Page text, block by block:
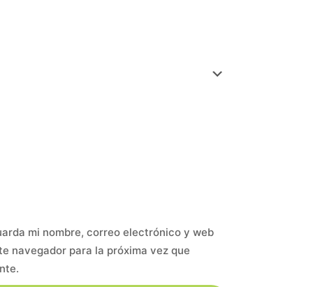
mi nombre, correo electrónico y web
navegador para la próxima vez que